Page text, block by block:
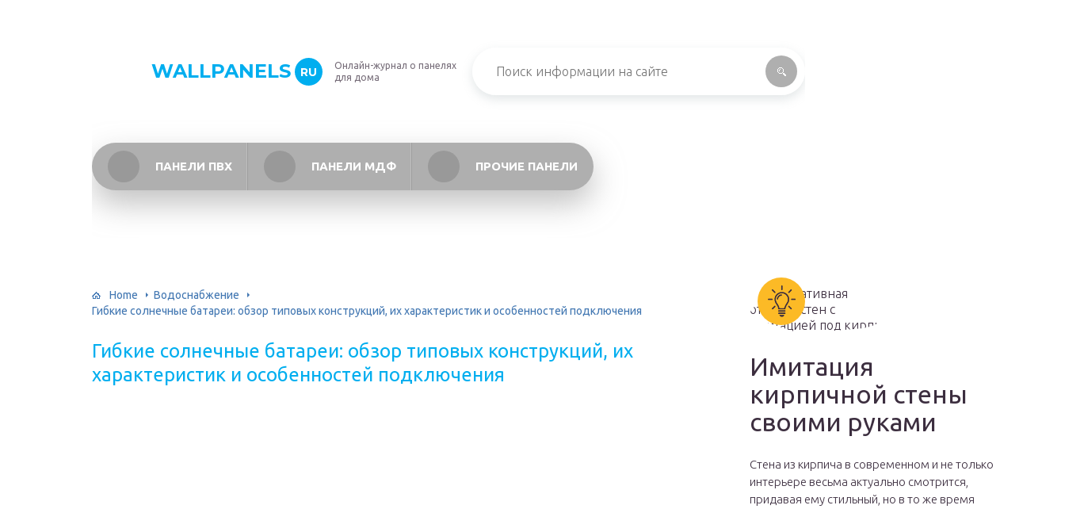
WALLPANELS RU
Онлайн-журнал о панелях
для дома
ПАНЕЛИ ПВХ ПАНЕЛИ МДФ ПРОЧИЕ ПАНЕЛИ
Home
Водоснабжение
Гибкие солнечные батареи: обзор типовых конструкций, их характеристик и особенностей подключения
Гибкие солнечные батареи: обзор типовых конструкций, их
характеристик и особенностей подключения
Имитация
кирпичной стены
своими руками
Стена из кирпича в современном и не только
интерьере весьма актуально смотрится,
придавая ему стильный, но в то же время